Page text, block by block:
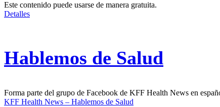
Este contenido puede usarse de manera gratuita.
Detalles
Hablemos de Salud
Forma parte del grupo de Facebook de KFF Health News en
KFF Health News – Hablemos de Salud